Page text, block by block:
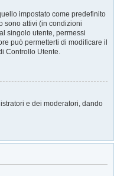
impostato come predefinito
sono attivi (in condizioni
singolo utente, permessi
può permetterti di modificare il
Controllo Utente.
e dei moderatori, dando